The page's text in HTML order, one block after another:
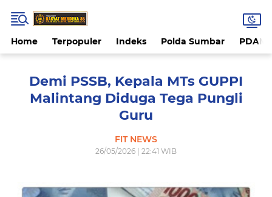
Home Terpopuler Indeks Polda Sumbar PDAM
Demi PSSB, Kepala MTs GUPPI
Malintang Diduga Tega Pungli
Guru
FIT NEWS
26/05/2026 | 22:41 WIB